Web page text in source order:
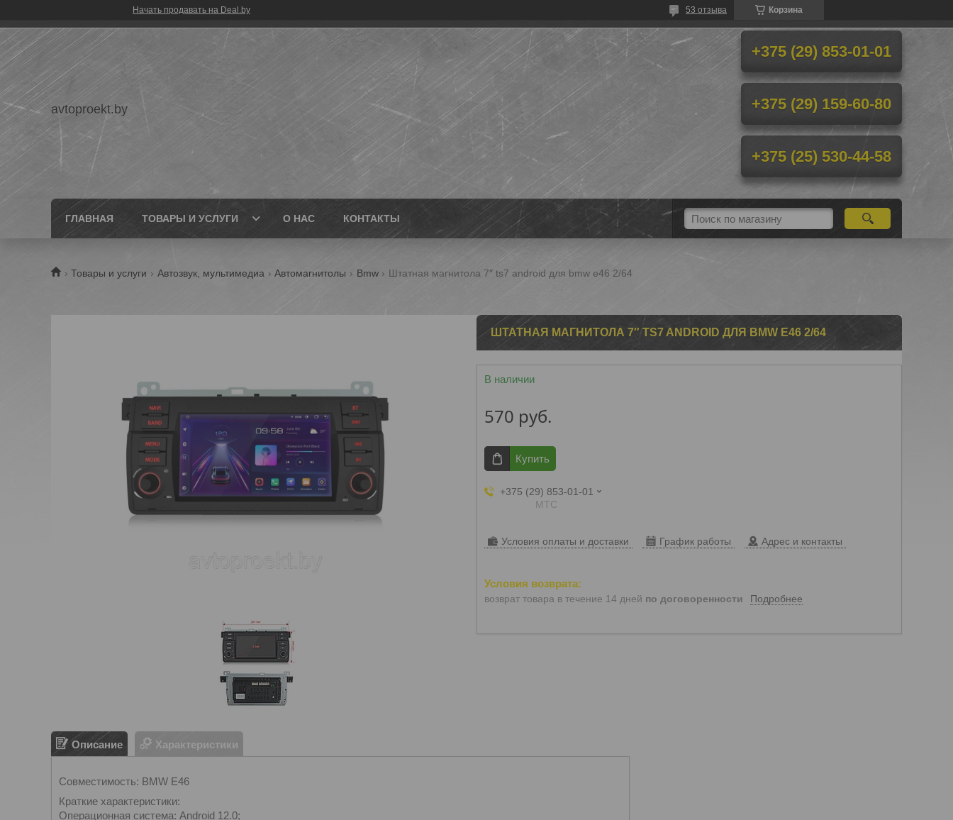
Начать продавать на Deal.by Корзина
53 отзыва
avtoproekt.by
+375 (29) 853-01-01
+375 (29) 159-60-80
+375 (25) 530-44-58
ГЛАВНАЯ ТОВАРЫ И УСЛУГИ О НАС КОНТАКТЫ
Товары и услуги Автозвук, мультимедиа Автомагнитолы Bmw Штатная магнитола 7″ ts7 android для bmw e46 2/64
ШТАТНАЯ МАГНИТОЛА 7″ TS7 ANDROID ДЛЯ BMW E46 2/64
В наличии
570 руб.
Купить
+375 (29) 853-01-01
МТС
Условия оплаты и доставки График работы Адрес и контакты
возврат товара в течение 14 дней по договоренности Подробнее
Описание Характеристики
Совместимость: BMW E46
Краткие характеристики:
Операционная система: Android 12.0;